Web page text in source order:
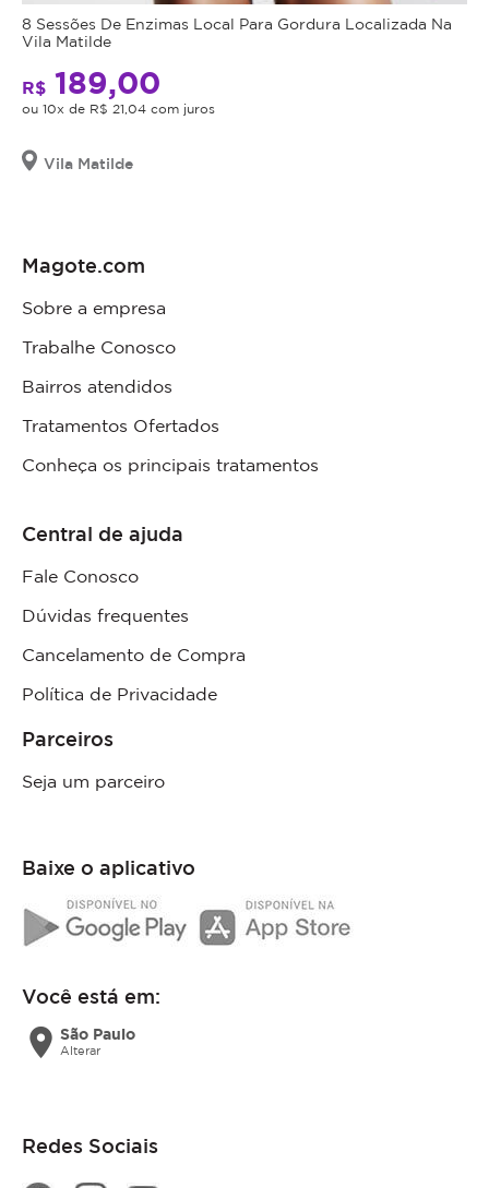
8 Sessões De Enzimas Local Para Gordura Localizada Na
Vila Matilde
R$ 189,00
ou 10x de R$ 21,04 com juros
Vila Matilde
Magote.com
Sobre a empresa
Trabalhe Conosco
Bairros atendidos
Tratamentos Ofertados
Conheça os principais tratamentos
Central de ajuda
Fale Conosco
Dúvidas frequentes
Cancelamento de Compra
Política de Privacidade
Parceiros
Seja um parceiro
Baixe o aplicativo
Você está em:
location_on São Paulo
Alterar
Redes Sociais